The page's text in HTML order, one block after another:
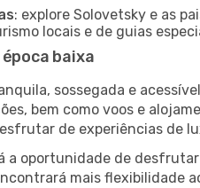
: explore Solovetsky e as
locais e de guias
baixa
sossegada e
bem como voos e
de experiências de
a oportunidade de
mais flexibilidade